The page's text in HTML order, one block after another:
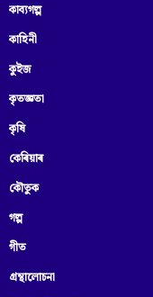
কাব্যগল্প
কাহিনী
কুইজ
কৃতজ্ঞতা
কৃষি
কেৰিয়াৰ
কৌতুক
গল্প
গীত
গ্ৰন্থালোচনা